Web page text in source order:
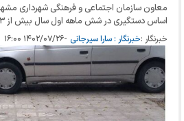
معاون سازمان اجتماعی و فرهنگی شهرداری
بیش‌از ٨۵ درصد کودکان کار اتباع هستند.
خبرنگار :خبرنگار : سارا سیرجانی -۱۴۰۲/۰۷/۲۶ ۱۶:۰۰